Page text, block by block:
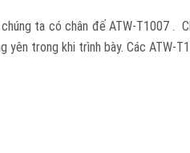
ta có chân đế ATW-T1007 .
yên trong khi trình bày. Các ATW-